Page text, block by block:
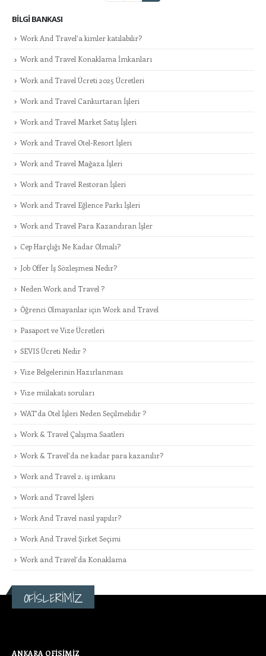
BILGI BANKASI
Work And Travel’a kimler katılabilir?
Work and Travel Konaklama İmkanları
Work and Travel Ücreti 2025 Ücretleri
Work and Travel Cankurtaran İşleri
Work and Travel Market Satış İşleri
Work and Travel Otel-Resort İşleri
Work and Travel Mağaza İşleri
Work and Travel Restoran İşleri
Work and Travel Eğlence Parkı İşleri
Work and Travel Para Kazandıran İşler
Cep Harçlığı Ne Kadar Olmalı?
Job Offer İş Sözleşmesi Nedir?
Neden Work and Travel ?
Öğrenci Olmayanlar için Work and Travel
Pasaport ve Vize Ücretleri
SEVIS Ücreti Nedir ?
Vize Belgelerinin Hazırlanması
Vize mülakatı soruları
WAT’da Otel İşleri Neden Seçilmelidir ?
Work & Travel Çalışma Saatleri
Work & Travel’da ne kadar para kazanılır?
Work and Travel 2. iş imkanı
Work and Travel İşleri
Work And Travel nasıl yapılır?
Work And Travel Şirket Seçimi
Work and Travel’da Konaklama
OFİSLERİMİZ
ANKARA OFİSİMİZ